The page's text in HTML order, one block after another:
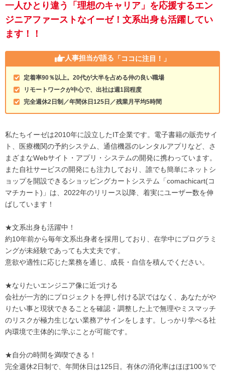
一人ひとり違う「理想のキャリア」を応援するエン
ジニアファーストなイーゼ！文系出身も活躍してい
ます！！
人事担当が語る 「ココに注目！」
定着率90％以上。20代が大半を占める仲の良い職場
リモートワークが中心で、出社は週1回程度
完全週休2日制／年間休日125日／残業月平均5時間
私たちイーゼは2010年に設立したIT企業です。電子書籍の販売サイ
ト、医療機関の予約システム、通信機器のレンタルアプリなど、さ
まざまなWebサイト・アプリ・システムの開発に携わっています。
また自社サービスの開発にも注力しており、誰でも簡単にネットシ
ョップを開設できるショッピングカートシステム「comachicart(コ
マチカート)」は、2022年のリリース以降、着実にユーザー数を伸
ばしています！
★文系出身も活躍中！
約10年前から毎年文系出身者を採用しており、在学中にプログラミ
ングが未経験であっても大丈夫です。
意欲や適性に応じた業務を通じ、成長・自信を積んでください。
★なりたいエンジニア像に近づける
会社が一方的にプロジェクトを押し付ける訳ではなく、あなたがや
りたい事と現状できることを確認・調整した上で無理やミスマッチ
のリスクが極力生じない業務アサインをします。しっかり学べる社
内環境で主体的に学ぶことが可能です。
★自分の時間を満喫できる！
完全週休2日制で、年間休日は125日。有休の消化率はほぼ100％で